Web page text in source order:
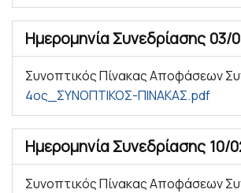
Ημερομηνία Συνεδρίασης 03/
Συνοπτικός Πίνακας Αποφάσεων
4ος_ΣΥΝΟΠΤΙΚΟΣ-ΠΙΝΑΚΑΣ.pdf
Ημερομηνία Συνεδρίασης 10/
Συνοπτικός Πίνακας Αποφάσεων